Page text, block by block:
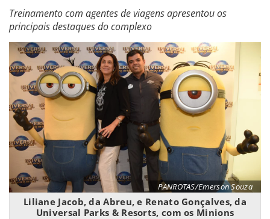
Treinamento com agentes de viagens apresentou os
principais destaques do complexo
PANROTAS/Emerson Souza
Liliane Jacob, da Abreu, e Renato Gonçalves, da
Universal Parks & Resorts, com os Minions